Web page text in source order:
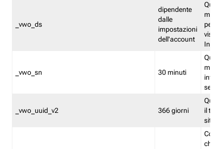
_vwo_ds
dipendente
dalle
impostazioni
dell'account
_vwo_sn 30 minuti
_vwo_uuid_v2 366 giorni
il
sito
che